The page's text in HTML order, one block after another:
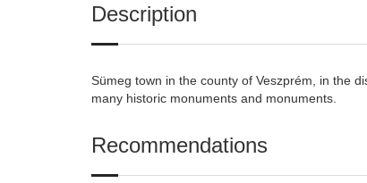
Description
Sümeg town in the county of Veszprém, in the
many historic monuments and monuments.
Recommendations